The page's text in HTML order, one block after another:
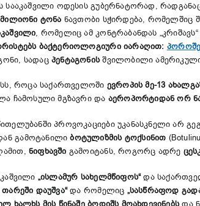
სააკაშვილი ოდესის გუბერნატორად,
მილიონი ტონა ნავთობი სჭირდება, რომელშიც
, რომელიც ამ კონტრაბანდას
ბაქტერიოლოგიური იარაღით:
სადაც პენტაგონისშვილობილი
როცა საქართველოში ევროპისმე-13
ჩამოსული მგზავრი და აეროპორტიდან ორ
პროვოკაციები უკანასკნელი არ
გამოტანილიბოტულიზმის ტოქსინით
ნიფხავში გამოიტანს, როგორც ადრე
„ისლამურ სახელმწიფოს“და
დაუშვა“და რომელიც „სასწრაფოდ